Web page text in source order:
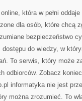
która w pełni
dla osób, które chcą
bezpieczeństwo
do wiedzy, w
To serwis, który może
odbiorców. Zobacz
informatyka nie jest
można zrozumieć. To